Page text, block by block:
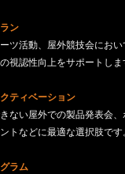
ン
ツ活動、屋外競技会にお
視認性向上をサポートしま
ティベーション
ない屋外での製品発表会
トなどに最適な選択肢です
ラム